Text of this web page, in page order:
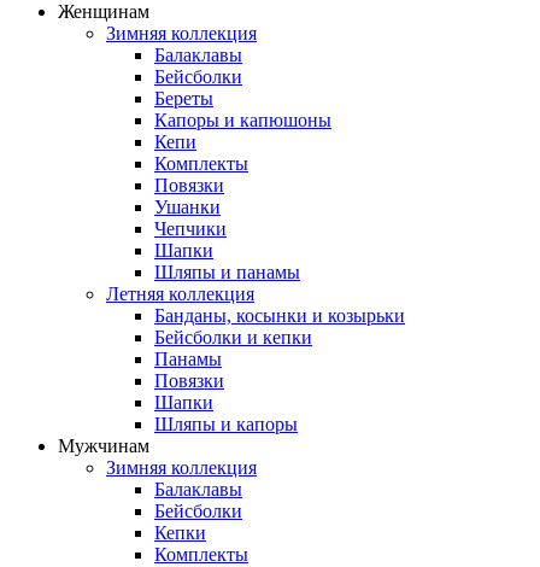
Женщинам
Зимняя коллекция
Балаклавы
Бейсболки
Береты
Капоры и капюшоны
Кепи
Комплекты
Повязки
Ушанки
Чепчики
Шапки
Шляпы и панамы
Летняя коллекция
Банданы, косынки и козырьки
Бейсболки и кепки
Панамы
Повязки
Шапки
Шляпы и капоры
Мужчинам
Зимняя коллекция
Балаклавы
Бейсболки
Кепки
Комплекты